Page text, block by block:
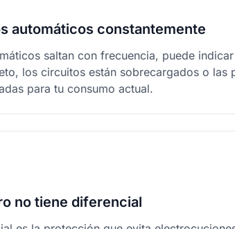
automáticos constantemente
saltan con frecuencia, puede
los circuitos están sobrecargados o las
para tu consumo actual.
no tiene diferencial